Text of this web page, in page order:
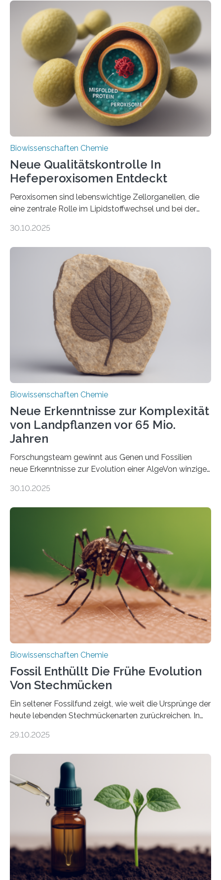
Biowissenschaften Chemie
Neue Qualitätskontrolle In
Hefeperoxisomen Entdeckt
Peroxisomen sind lebenswichtige Zellorganellen, die
eine zentrale Rolle im Lipidstoffwechsel und bei der
erfüllen können, müssen zahlreiche Enzyme präzise in
der Ruhr-Universität Bochum um Prof. Dr. Ralf Erdmann
und Dr. Ismaila Francis Yusuf hat nun einen bislang
unbekannten Qualitätskontrollmechanismus des
peroxisomalen Proteintransports in der Bäckerhefe
Saccharomyces cerevisiae entdeckt, der für die
Funktionsfähigkeit der Organellen entscheidend ist. Die
Studie wurde am 28. Oktober 2025 in der
Fachzeitschrift…
30.10.2025
Biowissenschaften Chemie
Neue Erkenntnisse zur Komplexität
von Landpflanzen vor 65 Mio.
Jahren
Forschungsteam gewinnt aus Genen und Fossilien
neue Erkenntnisse zur Evolution einer AlgeVon winzigen
Landpflanzen zählen zu den komplexesten
Grünalgen, die vor Hunderten von Millionen Jahren
lebten. Unter den Vorfahren sticht eine Gruppe heraus,
die noch heute in der Natur vorkommt: die
Süßwasseralge Coleochaetophyceae. Einige Arten
dieser Gruppe bilden aus Zellfäden dichte Geflechte
mit scheibenförmiger Gestalt. Was auffällig ist: Die
nächsten…
30.10.2025
Biowissenschaften Chemie
Fossil Enthüllt Die Frühe Evolution
Von Stechmücken
Ein seltener Fossilfund zeigt, wie weit die Ursprünge der
heute lebenden Stechmückenarten zurückreichen. In
Forschende die bisher älteste bekannte Stechmücken-
Region Kachin in Myanmar und hat sich in
ausgezeichnetem Zustand erhalten. Es konnte als neue
Art einer neuen Gattung beschrieben werden und trägt
nun den Namen Cretosabethes primaevus. Dieser erste
fossile Nachweis einer Stechmückenlarve in Bernstein
stellt gleichzeitig den ersten Fossilfund einer
Mückenlarve aus dem Mesozoikum dar, denn…
29.10.2025